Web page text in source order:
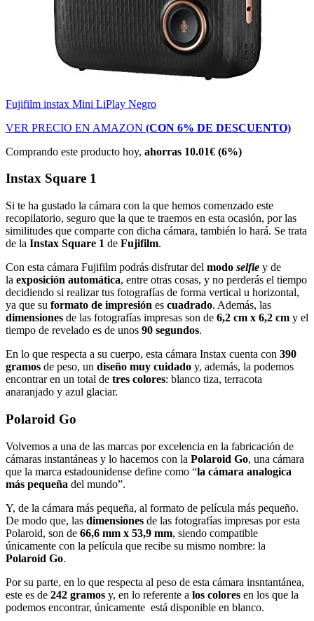
Fujifilm instax Mini LiPlay Negro
VER PRECIO EN AMAZON (CON 6% DE DESCUENTO)
Comprando este producto hoy, ahorras 10.01€ (6%)
Instax Square 1
Si te ha gustado la cámara con la que hemos comenzado este
recopilatorio, seguro que la que te traemos en esta ocasión, por las
similitudes que comparte con dicha cámara, también lo hará. Se trata
de la Instax Square 1 de Fujifilm.
Con esta cámara Fujifilm podrás disfrutar del modo selfie y de
la exposición automática, entre otras cosas, y no perderás el tiempo
decidiendo si realizar tus fotografías de forma vertical u horizontal,
ya que su formato de impresión es cuadrado. Además, las
dimensiones de las fotografías impresas son de 6,2 cm x 6,2 cm y el
tiempo de revelado es de unos 90 segundos.
En lo que respecta a su cuerpo, esta cámara Instax cuenta con 390
gramos de peso, un diseño muy cuidado y, además, la podemos
encontrar en un total de tres colores: blanco tiza, terracota
anaranjado y azul glaciar.
Polaroid Go
Volvemos a una de las marcas por excelencia en la fabricación de
cámaras instantáneas y lo hacemos con la Polaroid Go, una cámara
que la marca estadounidense define como “la cámara analogica
más pequeña del mundo”.
Y, de la cámara más pequeña, al formato de película más pequeño.
De modo que, las dimensiones de las fotografías impresas por esta
Polaroid, son de 66,6 mm x 53,9 mm, siendo compatible
únicamente con la película que recibe su mismo nombre: la
Polaroid Go.
Por su parte, en lo que respecta al peso de esta cámara insntantánea,
este es de 242 gramos y, en lo referente a los colores en los que la
podemos encontrar, únicamente está disponible en blanco.